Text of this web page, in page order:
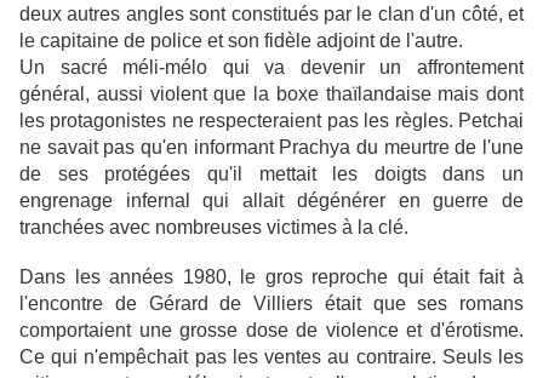
deux autres angles sont constitués par le clan d'un côté, et
le capitaine de police et son fidèle adjoint de l'autre.
Un sacré méli-mélo qui va devenir un affrontement
général, aussi violent que la boxe thaïlandaise mais dont
les protagonistes ne respecteraient pas les règles. Petchai
ne savait pas qu'en informant Prachya du meurtre de l'une
de ses protégées qu'il mettait les doigts dans un
engrenage infernal qui allait dégénérer en guerre de
tranchées avec nombreuses victimes à la clé.
Dans les années 1980, le gros reproche qui était fait à
l'encontre de Gérard de Villiers était que ses romans
comportaient une grosse dose de violence et d'érotisme.
Ce qui n'empêchait pas les ventes au contraire. Seuls les